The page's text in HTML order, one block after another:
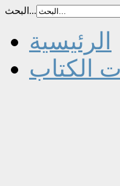
البحث...
الرئيسية
الكتاب